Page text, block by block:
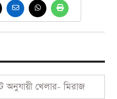
অনুযায়ী খেলার- মিরাজ